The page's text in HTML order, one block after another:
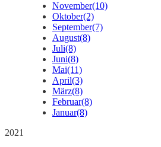
November(10)
Oktober(2)
September(7)
August(8)
Juli(8)
Juni(8)
Mai(11)
April(3)
März(8)
Februar(8)
Januar(8)
2021